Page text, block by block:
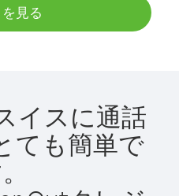
見る
イスに通話
ても簡単で